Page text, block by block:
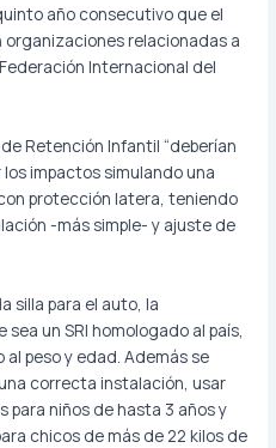
año consecutivo que el
organizaciones relacionadas a
Internacional del
Retención Infantil “deberían
impactos simulando una
protección latera, teniendo
-más simple- y ajuste de
silla para el auto, la
un SRI homologado al país,
peso y edad. Además se
correcta instalación, usar
niños de hasta 3 años y
chicos de más de 22 kilos de